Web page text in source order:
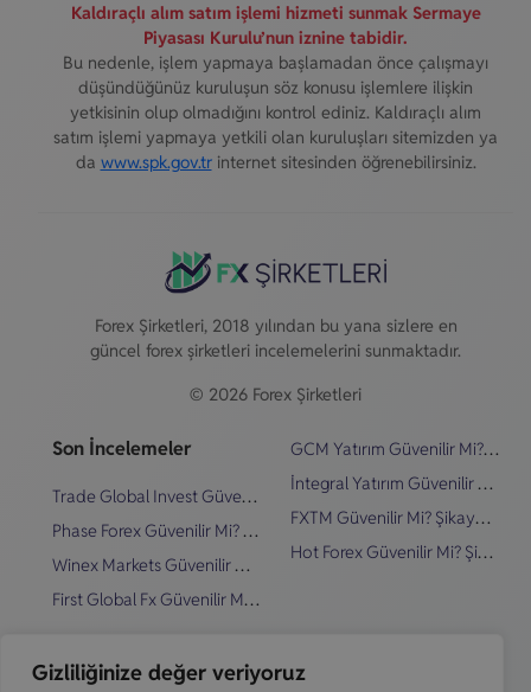
Gizliliğinize değer veriyoruz
Kaldıraçlı alım satım işlemi hizmeti sunmak Sermaye
Piyasası Kurulu’nun iznine tabidir.
Bu nedenle, işlem yapmaya başlamadan önce çalışmayı
düşündüğünüz kuruluşun söz konusu işlemlere ilişkin
yetkisinin olup olmadığını kontrol ediniz. Kaldıraçlı alım
satım işlemi yapmaya yetkili olan kuruluşları sitemizden ya
da www.spk.gov.trinternet sitesinden öğrenebilirsiniz.
Forex Şirketleri, 2018 yılından bu yana sizlere en
güncel forex şirketleri incelemelerini sunmaktadır.
© 2026 Forex Şirketleri
Son İncelemeler
Trade Global Invest Güvenilir Mi? Şikayetler & İnceleme
Phase Forex Güvenilir Mi? Şikayetler & İnceleme
Winex Markets Güvenilir Mi? Şikayetler & İnceleme
First Global Fx Güvenilir Mi? Şikayetler & İnceleme
GCM Yatırım Güvenilir Mi? Şikayetler & İnceleme
İntegral Yatırım Güvenilir Mi? Şikayetler & İnceleme
FXTM Güvenilir Mi? Şikayetler & İnceleme
Hot Forex Güvenilir Mi? Şikayetler & İnceleme